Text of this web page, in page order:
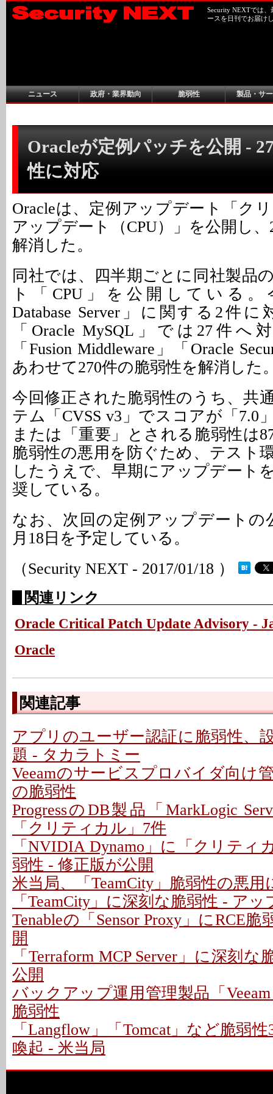
Security NEXTでは
ースを日刊でお届け
ニュース 政府・業界動向 脆弱性 製品・サ
Oracleが定例パッチを公開 -
性に対応
Oracleは、定例アップデート「ク
アップデート（CPU）」を公開し
解消した。
同社では、四半期ごとに同社製品
ト「CPU」を公開している。
Database Server」に関する2件
「Oracle MySQL」では27件へ
「Fusion Middleware」「Oracle
あわせて270件の脆弱性を解消した
今回修正された脆弱性のうち、共
テム「CVSS v3」でスコアが「7.0
または「重要」とされる脆弱性は
脆弱性の悪用を防ぐため、テスト
したうえで、早期にアップデート
奨している。
なお、次回の定例アップデートの
月18日を予定している。
（Security NEXT - 2017/01/18 ）
関連リンク
Oracle Critical Patch Update Advisory -
Oracle
関連記事
アプリのユーザー認証に脆弱性、
題 - タカラトミー
Veeamのサービスプロバイダ向け
の脆弱性
ProgressのDB製品「MarkLogic
「クリティカル」7件
「NVIDIA Dynamo」に「クリティ
弱性 - 修正版が公開
米当局、「TeamCity」脆弱性の悪用
「TeamCity」に深刻な脆弱性 - ア
Tenableの「Sensor Proxy」にRCE
開
「Terraform MCP Server」に深刻
公開
バックアップ運用管理製品「
脆弱性
「Langflow」「Tomcat」など脆弱
喚起 - 米当局